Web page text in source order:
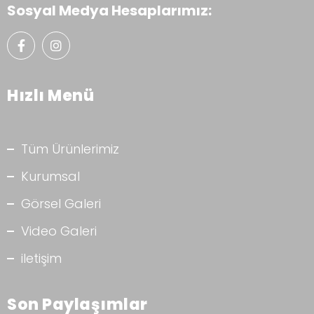
Sosyal Medya Hesaplarımız:
Hızlı Menü
Tüm Ürünlerimiz
Kurumsal
Görsel Galeri
Video Galeri
iletişim
Son Paylaşımlar